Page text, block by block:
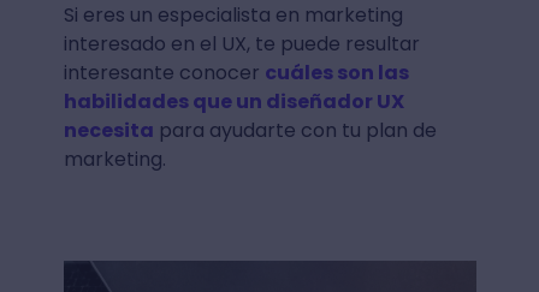
Si eres un especialista en marketing
interesado en el UX, te puede resultar
interesante conocer cuáles son las
habilidades que un diseñador UX
necesita para ayudarte con tu plan de
marketing.